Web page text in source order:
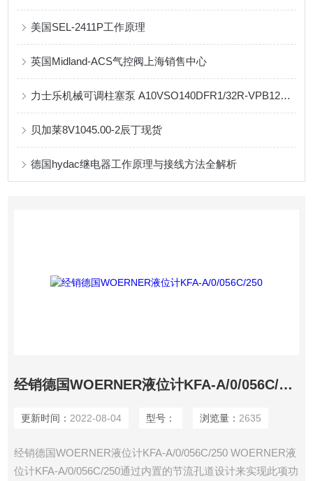
美国SEL-2411P工作原理
英国Midland-ACS气控阀上海销售中心
力士乐机械可调柱塞泵 A10VSO140DFR1/32R-VPB12N00
贝加莱8V1045.00-2辰丁现货
德国hydac继电器工作原理与接线方法全解析
经销德国WOERNER液位计KFA-A/0/056C/250
更新时间： 2022-08-04 型号： 浏览量： 2635
经销德国WOERNER液位计KFA-A/0/056C/250 WOERNER液
位计KFA-A/0/056C/250通过内置的节流孔道设计来实现此项功